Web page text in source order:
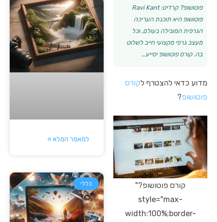
פוטושופ? קרדיט: Ravi Kant
פוטושופ היא תוכנת העריכה
הגרפית המובילה בעולם, וכל
מעצב גרפי מקצועי חייב לשלוט
בה. קורס פוטושופ יסייע…
מדוע כדאי להצטרף לקורס
פוטושופ?
קורס פוטושופ?"
style="max-
width:100%;border-
למאמר המלא »
כללי